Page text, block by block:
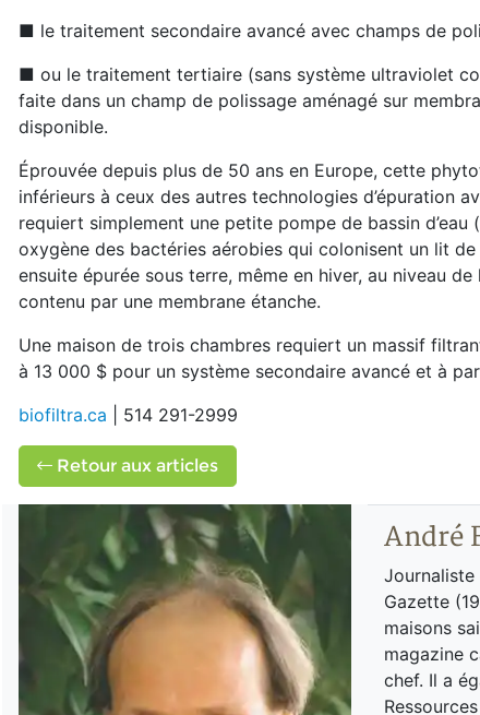
■ le traitement secondaire avancé avec champs de
■ ou le traitement tertiaire (sans système ultraviolet
faite dans un champ de polissage aménagé sur
disponible.
Éprouvée depuis plus de 50 ans en Europe, cette
inférieurs à ceux des autres technologies d’épuration
requiert simplement une petite pompe de bassin
oxygène des bactéries aérobies qui colonisent un lit de
ensuite épurée sous terre, même en hiver, au niveau
contenu par une membrane étanche.
Une maison de trois chambres requiert un massif
à 13 000 $ pour un système secondaire avancé et à
biofiltra.ca | 514 291-2999
Retour aux articles
André
Gazette
maisons
magazine
chef. Il a